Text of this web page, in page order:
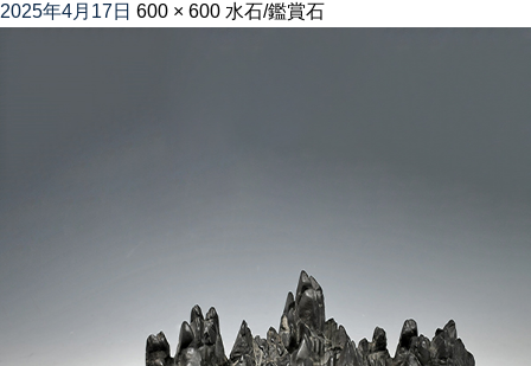
2025年4月17日 600 × 600 水石/鑑賞石